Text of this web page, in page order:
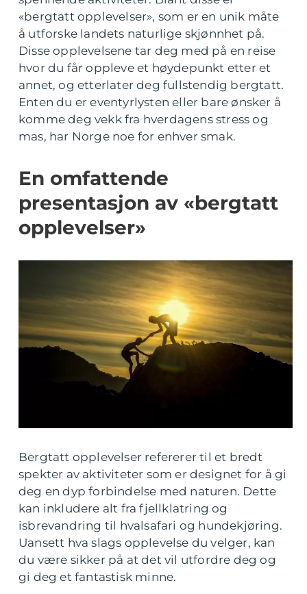
«bergtatt opplevelser», som er en unik måte
å utforske landets naturlige skjønnhet på.
Disse opplevelsene tar deg med på en reise
hvor du får oppleve et høydepunkt etter et
annet, og etterlater deg fullstendig bergtatt.
Enten du er eventyrlysten eller bare ønsker å
komme deg vekk fra hverdagens stress og
mas, har Norge noe for enhver smak.
En omfattende
presentasjon av «bergtatt
opplevelser»
Bergtatt opplevelser refererer til et bredt
spekter av aktiviteter som er designet for å gi
deg en dyp forbindelse med naturen. Dette
kan inkludere alt fra fjellklatring og
isbrevandring til hvalsafari og hundekjøring.
Uansett hva slags opplevelse du velger, kan
du være sikker på at det vil utfordre deg og
gi deg et fantastisk minne.